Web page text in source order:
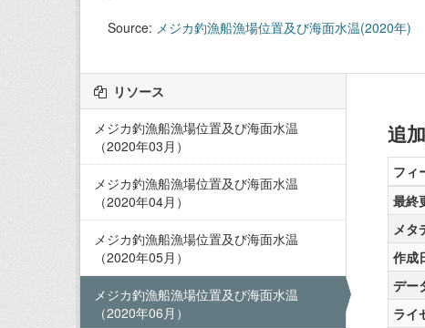
Source: メジカ釣漁船漁場位置及び海面水温(2020年)
リソース
メジカ釣漁船漁場位置及び海面水温
（2020年03月）
メジカ釣漁船漁場位置及び海面水温
（2020年04月）
メジカ釣漁船漁場位置及び海面水温
（2020年05月）
メジカ釣漁船漁場位置及び海面水温
（2020年06月）
追
フィ
最終
メタ
作成
デー
ライ